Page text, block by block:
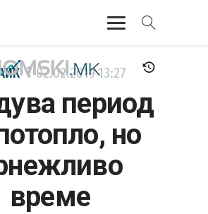
02.02.201913:27
период
но
време